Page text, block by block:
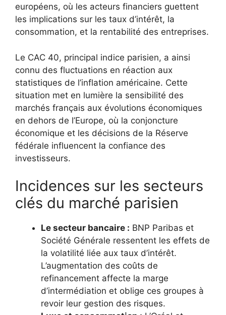
européens, où les acteurs financiers guettent
les implications sur les taux d’intérêt, la
consommation, et la rentabilité des entreprises.
Le CAC 40, principal indice parisien, a ainsi
connu des fluctuations en réaction aux
statistiques de l’inflation américaine. Cette
situation met en lumière la sensibilité des
marchés français aux évolutions économiques
en dehors de l’Europe, où la conjoncture
économique et les décisions de la Réserve
fédérale influencent la confiance des
investisseurs.
Incidences sur les secteurs
clés du marché parisien
Le secteur bancaire : BNP Paribas et
Société Générale ressentent les effets de
la volatilité liée aux taux d’intérêt.
L’augmentation des coûts de
refinancement affecte la marge
d’intermédiation et oblige ces groupes à
revoir leur gestion des risques.